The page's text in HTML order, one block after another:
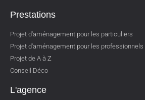
Prestations
Projet d'aménagement pour les particuliers
Projet d'aménagement pour les professionnels
Projet de A à Z
Conseil Déco
L'agence